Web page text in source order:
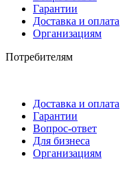
Гарантии
Доставка и оплата
Организациям
Потребителям
Доставка и оплата
Гарантии
Вопрос-ответ
Для бизнеса
Организациям